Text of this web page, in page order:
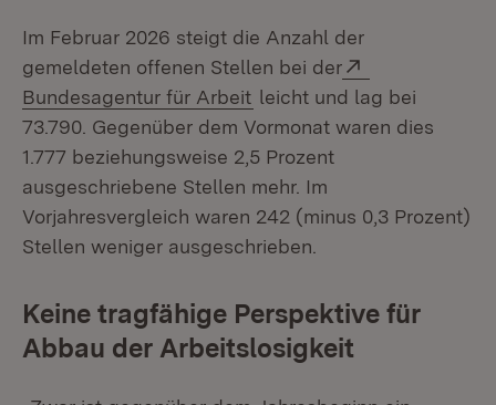
Im Februar 2026 steigt die Anzahl der
gemeldeten offenen Stellen bei der
Bundesagentur für Arbeit (Öffnet in neuem Fenster)
leicht und lag bei
73.790. Gegenüber dem Vormonat waren dies
1.777 beziehungsweise 2,5 Prozent
ausgeschriebene Stellen mehr. Im
Vorjahresvergleich waren 242 (minus 0,3 Prozent)
Stellen weniger ausgeschrieben.
Keine tragfähige Perspektive für
Abbau der Arbeitslosigkeit